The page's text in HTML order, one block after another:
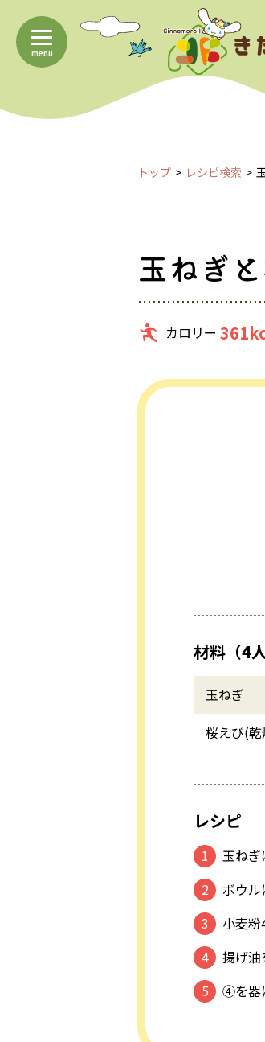
menu
トップ レシピ検索
玉ねぎ
カロリー
材料（4人
玉ねぎ
桜えび(乾
レシピ
玉ねぎ
ボウ
小麦
揚げ
④を器